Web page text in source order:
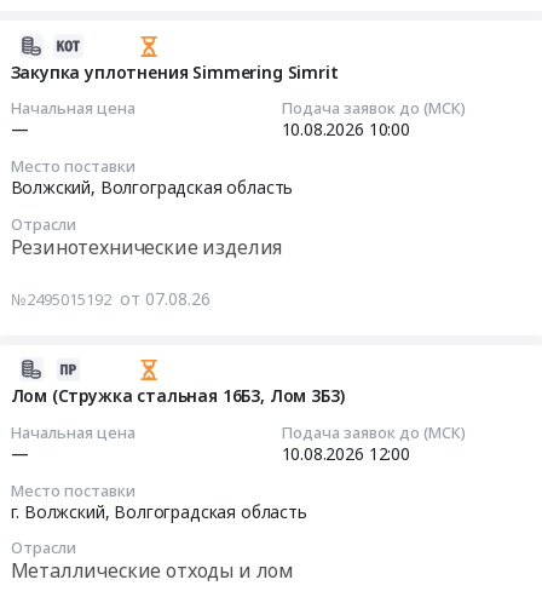
01-
Закупка уплотнения Simmering Simrit
Начальная цена
—
Подача заявок до (МСК)
10.08.2026 10:00
Место поставки
Волжский, Волгоградская область
Отрасли
Резинотехнические изделия
№2495015192 от 07.08.26
Лом (Стружка стальная 16Б3, Лом 3Б3)
Начальная цена
—
Подача заявок до (МСК)
10.08.2026 12:00
Место поставки
г. Волжский, Волгоградская область
Отрасли
Металлические отходы и лом